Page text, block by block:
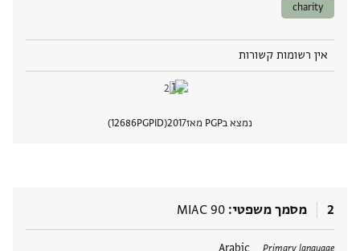
charity
אין רשומות קשורות
נמצא בPGP מאז 2017
PGPID
12686
2 מסמך משפטי MIAC 90
Primary language